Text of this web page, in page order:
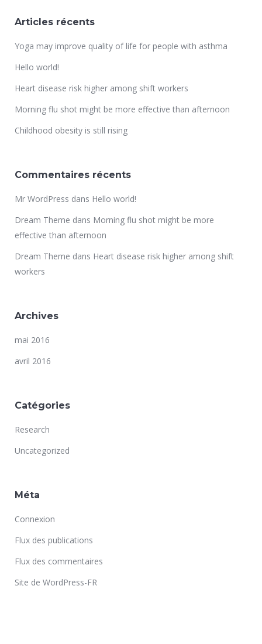
Articles récents
Yoga may improve quality of life for people with asthma
Hello world!
Heart disease risk higher among shift workers
Morning flu shot might be more effective than afternoon
Childhood obesity is still rising
Commentaires récents
Mr WordPress dans Hello world!
Dream Theme dans Morning flu shot might be more
effective than afternoon
Dream Theme dans Heart disease risk higher among shift
workers
Archives
mai 2016
avril 2016
Catégories
Research
Uncategorized
Méta
Connexion
Flux des publications
Flux des commentaires
Site de WordPress-FR